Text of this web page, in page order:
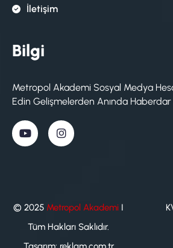
İletişim
Bilgi
Metropol Akademi Sosyal Medya
Edin Gelişmelerden Anında Haberdar
© 2025 Metropol Akademi I
Tüm Hakları Saklıdır.